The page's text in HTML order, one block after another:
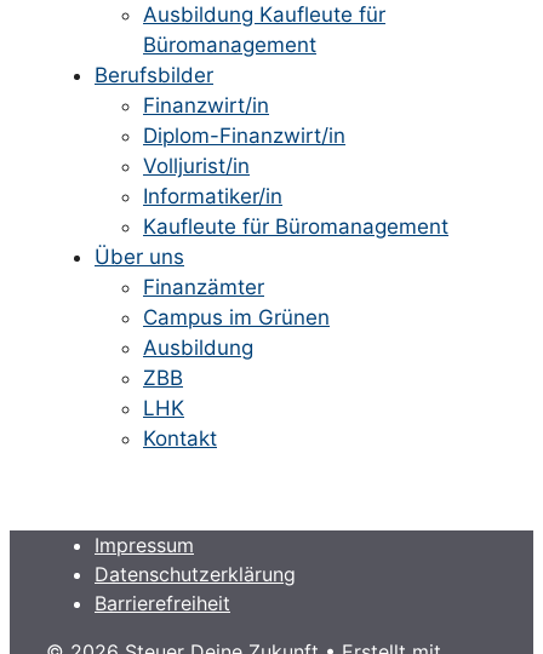
Ausbildung Kaufleute für
Büromanagement
Berufsbilder
Finanzwirt/in
Diplom-Finanzwirt/in
Volljurist/in
Informatiker/in
Kaufleute für Büromanagement
Über uns
Finanzämter
Campus im Grünen
Ausbildung
ZBB
LHK
Kontakt
Impressum
Datenschutzerklärung
Barrierefreiheit